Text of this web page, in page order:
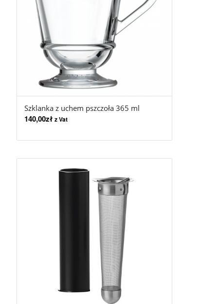
Szklanka z uchem pszczoła 365 ml
140,00zł z Vat